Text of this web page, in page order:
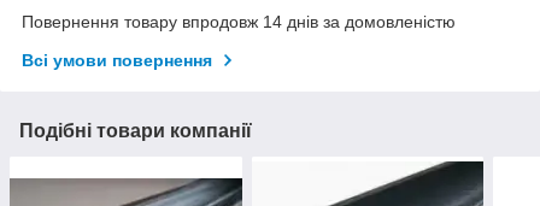
Повернення товару впродовж 14 днів за домовленістю
Всі умови повернення
Подібні товари компанії